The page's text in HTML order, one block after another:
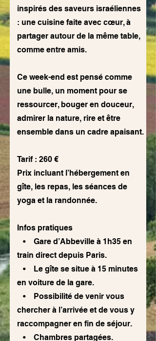
inspirés des saveurs israéliennes
: une cuisine faite avec cœur, à
partager autour de la même table,
comme entre amis.
Ce week-end est pensé comme
une bulle, un moment pour se
ressourcer, bouger en douceur,
admirer la nature, rire et être
ensemble dans un cadre apaisant.
Tarif : 260 €
Prix incluant l’hébergement en
gîte, les repas, les séances de
yoga et la randonnée.
Infos pratiques
• Gare d’Abbeville à 1h35 en
train direct depuis Paris.
• Le gîte se situe à 15 minutes
en voiture de la gare.
• Possibilité de venir vous
chercher à l’arrivée et de vous y
raccompagner en fin de séjour.
• Chambres partagées.